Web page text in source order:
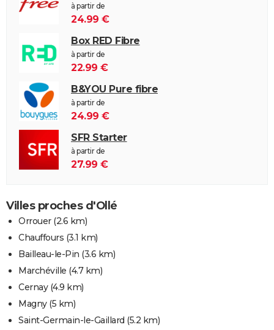
à partir de
24.99 €
Box RED Fibre
à partir de
22.99 €
B&YOU Pure fibre
à partir de
24.99 €
SFR Starter
à partir de
27.99 €
Villes proches d'Ollé
Orrouer(2.6 km)
Chauffours (3.1 km)
Bailleau-le-Pin (3.6 km)
Marchéville (4.7 km)
Cernay(4.9 km)
Magny(5 km)
Saint-Germain-le-Gaillard (5.2 km)